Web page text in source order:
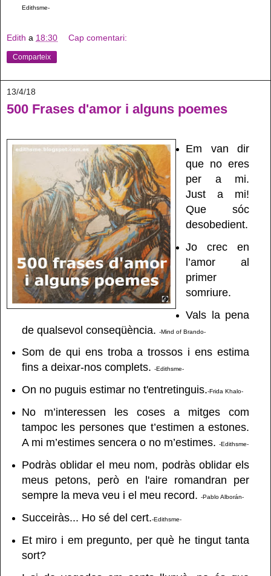
Edithsme-
Edith a 18:30 Cap comentari:
Comparteix
13/4/18
500 Frases d'amor i alguns poemes
Em van dir
que no eres
per a mi.
Just a mi!
Que sóc
desobedient.
Jo crec en
l’amor al
primer
somriure.
Vals la pena
de qualsevol conseqüència. -Mind of Brando-
Som de qui ens troba a trossos i ens estima
fins a deixar-nos complets. -Edithsme-
On no puguis estimar no t'entretinguis.-Frida Khalo-
No m’interessen les coses a mitges com
tampoc les persones que t’estimen a estones.
A mi m’estimes sencera o no m’estimes. -Edithsme-
Podràs oblidar el meu nom, podràs oblidar els
meus petons, però en l'aire romandran per
sempre la meva veu i el meu record. -Pablo Alborán-
Succeiràs... Ho sé del cert.-Edithsme-
Et miro i em pregunto, per què he tingut tanta
sort?